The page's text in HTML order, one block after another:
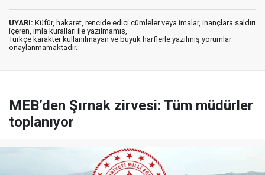
UYARI: Küfür, hakaret, rencide edici cümleler veya imalar, inançlara saldırı
içeren, imla kuralları ile yazılmamış,
Türkçe karakter kullanılmayan ve büyük harflerle yazılmış yorumlar
onaylanmamaktadır.
MEB’den Şırnak zirvesi: Tüm müdürler
toplanıyor